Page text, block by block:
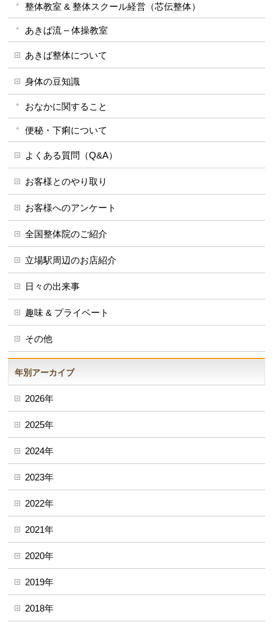
整体教室 & 整体スクール経営（芯伝整体）
あきば流 – 体操教室
あきば整体について
身体の豆知識
おなかに関すること
便秘・下痢について
よくある質問（Q&A）
お客様とのやり取り
お客様へのアンケート
全国整体院のご紹介
立場駅周辺のお店紹介
日々の出来事
趣味 & プライベート
その他
年別アーカイブ
2026年
2025年
2024年
2023年
2022年
2021年
2020年
2019年
2018年